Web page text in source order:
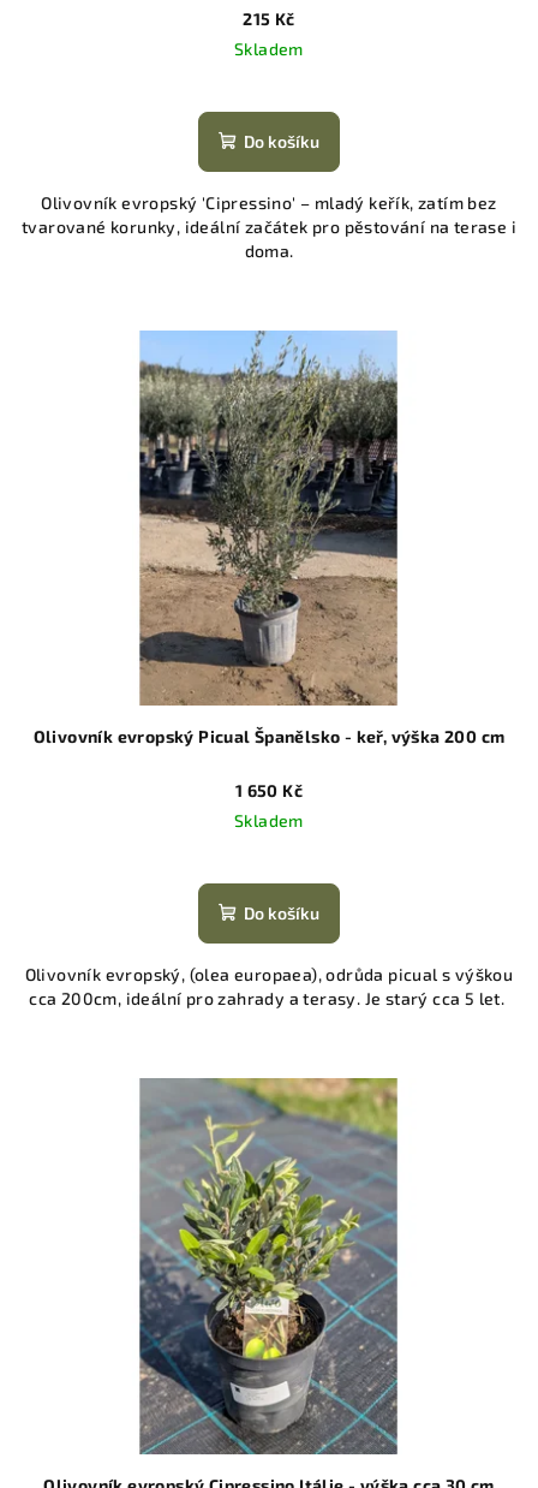
215 Kč
Skladem
Do košíku
Olivovník evropský 'Cipressino' – mladý keřík, zatím bez
tvarované korunky, ideální začátek pro pěstování na terase i
doma.
Olivovník evropský Picual Španělsko - keř, výška 200 cm
1 650 Kč
Skladem
Do košíku
Olivovník evropský, (olea europaea), odrůda picual s výškou
cca 200cm, ideální pro zahrady a terasy. Je starý cca 5 let.